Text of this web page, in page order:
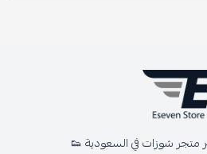
متجر شوزات في السعودية 👟